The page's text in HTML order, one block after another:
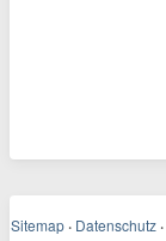
Sitemap · Datenschutz ·